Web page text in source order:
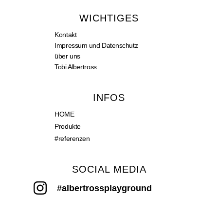
WICHTIGES
Kontakt
Impressum und Datenschutz
über uns
Tobi Albertross
INFOS
HOME
Produkte
#referenzen
SOCIAL MEDIA
#albertrossplayground